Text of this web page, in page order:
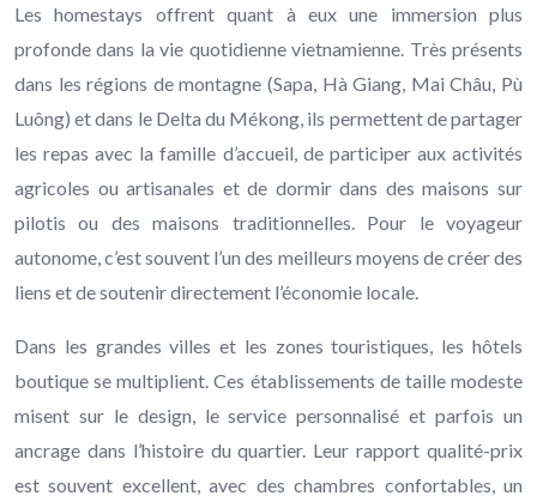
Les homestays offrent quant à eux une immersion plus
profonde dans la vie quotidienne vietnamienne. Très présents
dans les régions de montagne (Sapa, Hà Giang, Mai Châu, Pù
Luông) et dans le Delta du Mékong, ils permettent de partager
les repas avec la famille d’accueil, de participer aux activités
agricoles ou artisanales et de dormir dans des maisons sur
pilotis ou des maisons traditionnelles. Pour le voyageur
autonome, c’est souvent l’un des meilleurs moyens de créer des
liens et de soutenir directement l’économie locale.
Dans les grandes villes et les zones touristiques, les hôtels
boutique se multiplient. Ces établissements de taille modeste
misent sur le design, le service personnalisé et parfois un
ancrage dans l’histoire du quartier. Leur rapport qualité-prix
est souvent excellent, avec des chambres confortables, un